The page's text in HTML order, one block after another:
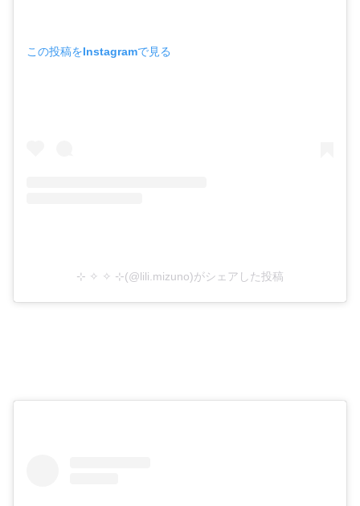
この投稿をInstagramで見る
⊹ ✧ ✧ ⊹(@lili.mizuno)がシェアした投稿